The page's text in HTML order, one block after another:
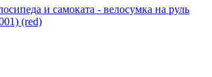
и самоката - велосумка на руль
(red)